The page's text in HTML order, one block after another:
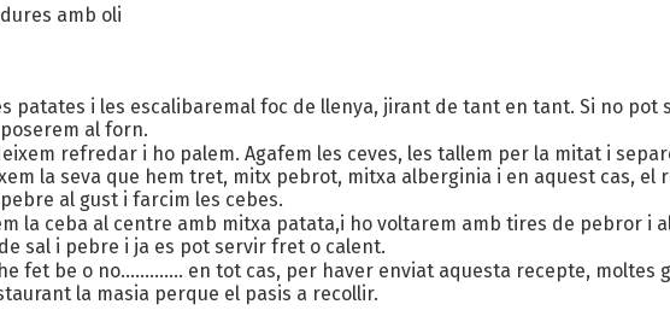
amb oli
patates i les escalibaremal foc de llenya, jirant de tant en tant. Si no pot
al forn.
refredar i ho palem. Agafem les ceves, les tallem per la mitat i
la seva que hem tret, mitx pebrot, mitxa alberginia i en aquest cas, el
al gust i farcim les cebes.
la ceba al centre amb mitxa patata,i ho voltarem amb tires de pebror i
sal i pebre i ja es pot servir fret o calent.
fet be o no............. en tot cas, per haver enviat aquesta recepte, moltes
la masia perque el pasis a recollir.